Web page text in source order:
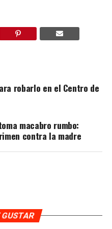
robarlo en el Centro de
macabro rumbo:
contra la madre
GUSTAR